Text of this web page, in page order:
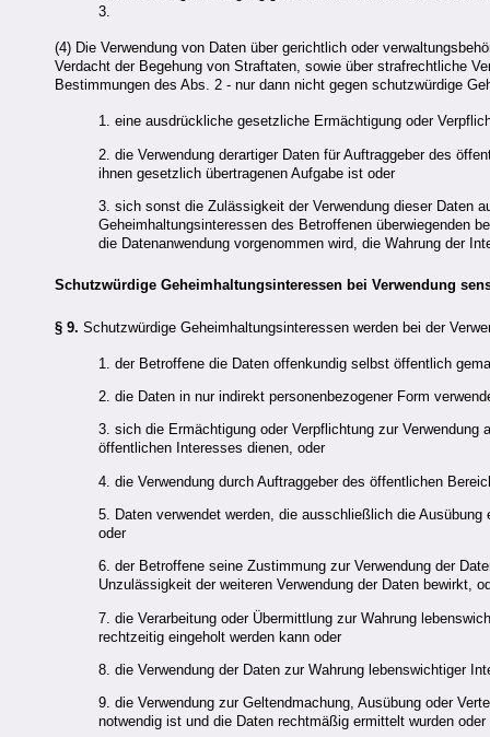
3.
(4) Die Verwendung von Daten über gerichtlich oder
Verdacht der Begehung von Straftaten, sowie über strafrechtliche
Bestimmungen des Abs. 2 - nur dann nicht gegen schutzwürdige
1. eine ausdrückliche gesetzliche Ermächtigung oder
2. die Verwendung derartiger Daten für Auftraggeber des
ihnen gesetzlich übertragenen Aufgabe ist oder
3. sich sonst die Zulässigkeit der Verwendung dieser Daten
Geheimhaltungsinteressen des Betroffenen überwiegenden
die Datenanwendung vorgenommen wird, die Wahrung der
Schutzwürdige Geheimhaltungsinteressen bei Verwendung
§ 9. Schutzwürdige Geheimhaltungsinteressen werden bei der
1. der Betroffene die Daten offenkundig selbst öffentlich
2. die Daten in nur indirekt personenbezogener Form
3. sich die Ermächtigung oder Verpflichtung zur
öffentlichen Interesses dienen, oder
4. die Verwendung durch Auftraggeber des öffentlichen
5. Daten verwendet werden, die ausschließlich die
oder
6. der Betroffene seine Zustimmung zur Verwendung der
Unzulässigkeit der weiteren Verwendung der Daten bewirkt,
7. die Verarbeitung oder Übermittlung zur Wahrung
rechtzeitig eingeholt werden kann oder
8. die Verwendung der Daten zur Wahrung lebenswichtiger
9. die Verwendung zur Geltendmachung, Ausübung oder
notwendig ist und die Daten rechtmäßig ermittelt wurden oder